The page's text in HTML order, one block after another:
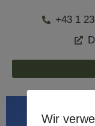
+43 1
Wir